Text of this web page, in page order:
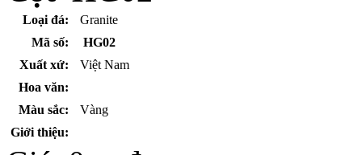
Loại đá:
Granite
Mã số:
HG02
Xuất xứ:
Việt Nam
Hoa văn:
Màu sắc:
Vàng
Giới thiệu: